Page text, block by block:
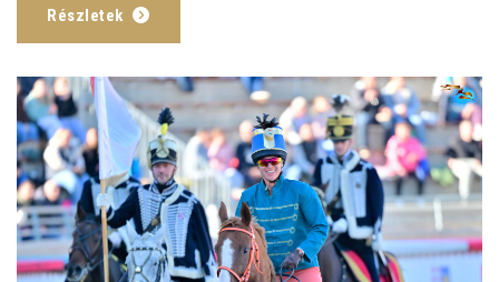
Részletek